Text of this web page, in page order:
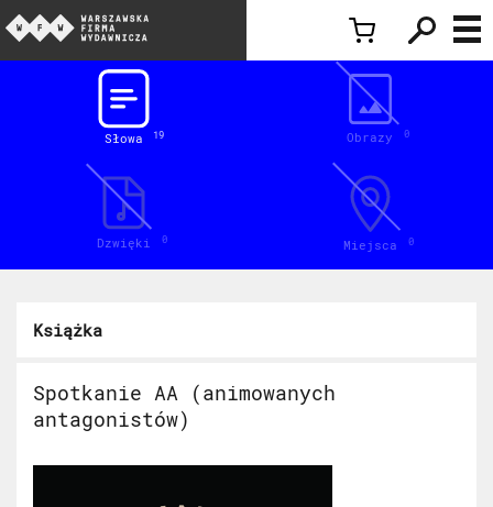
Słowa 19 Obrazy 0
Dzwięki 0 Miejsca 0
Książka
Spotkanie AA (animowanych
antagonistów)